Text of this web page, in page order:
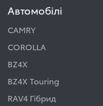
Автомобілі
CAMRY
COROLLA
BZ4X
BZ4X Touring
RAV4 Гібрид